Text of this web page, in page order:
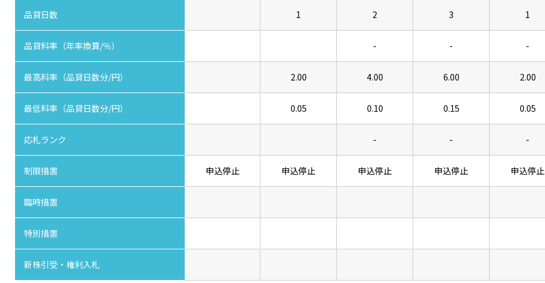
品貸日数 1 2 3 1
品貸料率（年率換算/％） - - -
最高料率（品貸日数分/円） 2.00 4.00 6.00 2.00
最低料率（品貸日数分/円） 0.05 0.10 0.15 0.05
応札ランク - - -
制限措置 申込停止 申込停止 申込停止 申込停止 申込停止
臨時措置
特別措置
新株引受・権利入札